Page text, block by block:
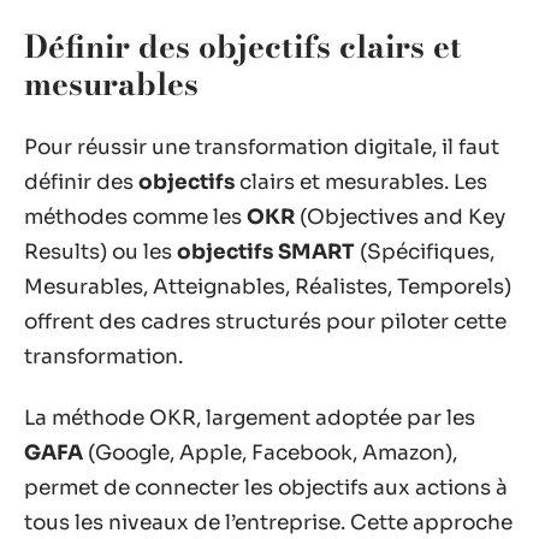
Définir des objectifs clairs et
mesurables
Pour réussir une transformation digitale, il faut
définir desobjectifs clairs et mesurables. Les
méthodes comme lesOKR (Objectives and Key
Results) ou lesobjectifs SMART (Spécifiques,
Mesurables, Atteignables, Réalistes, Temporels)
offrent des cadres structurés pour piloter cette
transformation.
La méthode OKR, largement adoptée par les
GAFA (Google, Apple, Facebook, Amazon),
permet de connecter les objectifs aux actions à
tous les niveaux de l’entreprise. Cette approche